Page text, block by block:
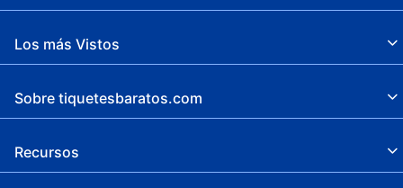
Cajero automático
Concierge
Desayuno disponible
Los más Vistos
Sobre tiquetesbaratos.com
Recursos